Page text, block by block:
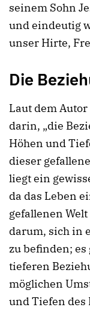
seinem Sohn
und eindeutig
unser Hirte,
Die
Laut dem
darin, „die
Höhen und
dieser
liegt ein
da das Leben
gefallenen
darum, sich in
zu befinden;
tieferen
möglichen
und Tiefen des